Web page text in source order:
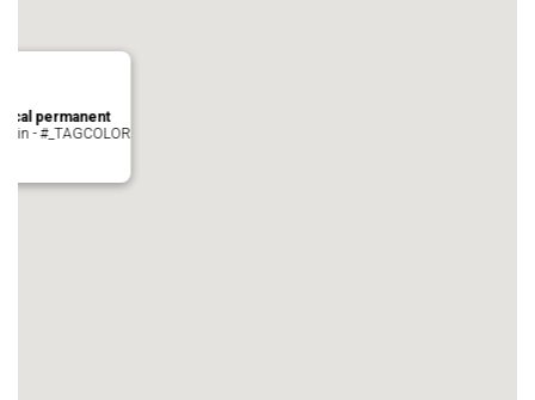
permanent
- #_TAGCOLOR